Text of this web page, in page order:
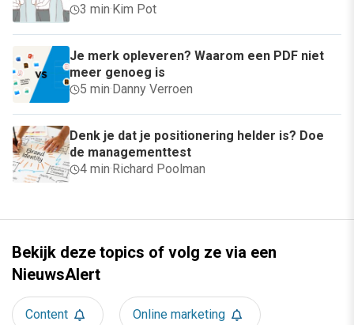
3 min· Kim Pot
Je merk opleveren? Waarom een PDF niet
meer genoeg is
5 min· Danny Verroen
Denk je dat je positionering helder is? Doe
de managementtest
4 min· Richard Poolman
Bekijk deze topics of volg ze via een
NieuwsAlert
Content Online marketing